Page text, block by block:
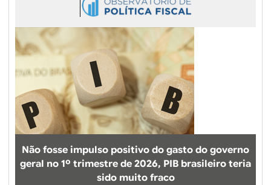
Não fosse impulso positivo do gasto do governo
geral no 1º trimestre de 2026, PIB brasileiro teria
sido muito fraco